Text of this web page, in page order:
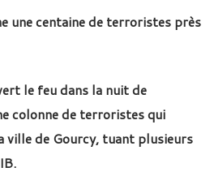
une centaine de terroristes près
le feu dans la nuit de
colonne de terroristes qui
ville de Gourcy, tuant plusieurs